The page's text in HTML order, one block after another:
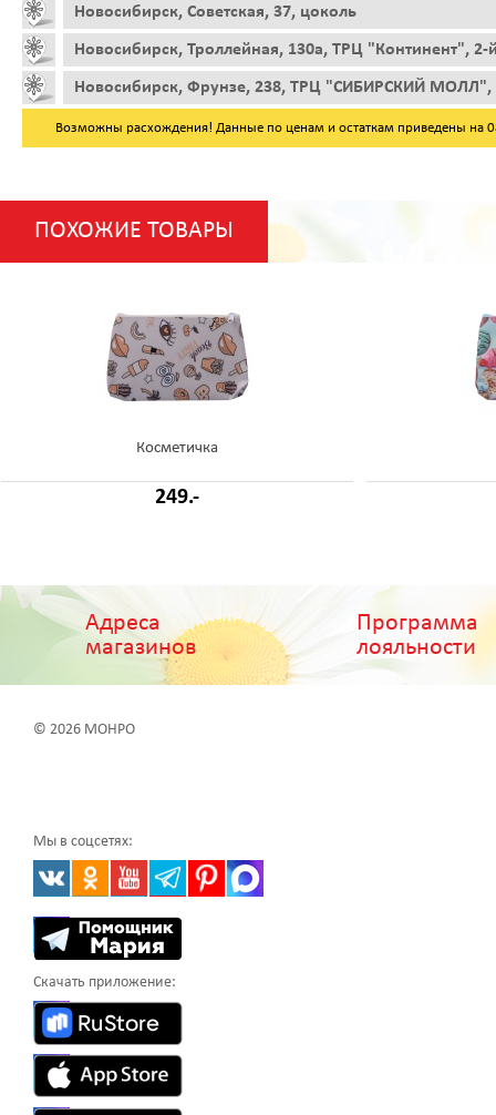
Новосибирск, Советская, 37, цоколь
Новосибирск, Троллейная, 130а, ТРЦ "Континент", 2-
Новосибирск, Фрунзе, 238, ТРЦ "СИБИРСКИЙ МОЛЛ",
Возможны расхождения! Данные по ценам и остаткам приведены на
ПОХОЖИЕ ТОВАРЫ
Косметичка
249.-
Адреса
магазинов
Программа
лояльности
© 2026 МОНРО
Мы в соцсетях:
Скачать приложение: